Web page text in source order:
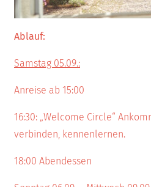
Ablauf:
Samstag 05.09.:
Anreise ab 15:00
16:30: „Welcome Circle“
verbinden, kennenlernen.
18:00 Abendessen